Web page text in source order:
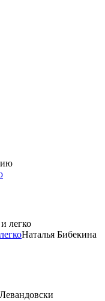
Наталья Бибекина